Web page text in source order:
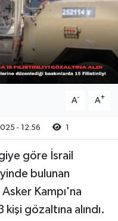
A- A+
- 12:56 1
göre İsrail
bulunan
Kampı'na
gözaltına alındı.